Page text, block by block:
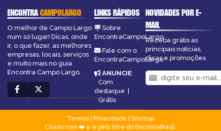
ENCONTRACAMPOLARGO
O melhor de Campo Largo
num só lugar! Dicas, onde
ir, o que fazer, as melhores
empresas, locais, serviços
e muito mais no guia
Encontra Campo Largo.
LINKS RÁPIDOS
Sobre
EncontraCampoLargo
Fale com o
EncontraCampoLargo
ANUNCIE:
Com
destaque |
Grátis
NOVIDADES POR E-
MAIL
Receba grátis as
principais notícias,
dicas e promoções
Termos| Privacidade
Sitemap
Criado com ❤️ e ☕ pelo time do EncontraBrasil